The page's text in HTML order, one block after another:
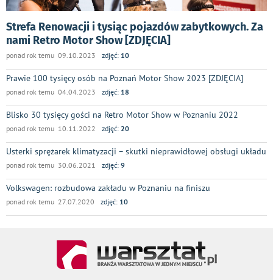
Strefa Renowacji i tysiąc pojazdów zabytkowych. Za
nami Retro Motor Show [ZDJĘCIA]
ponad rok temu 09.10.2023 zdjęć: 10
Prawie 100 tysięcy osób na Poznań Motor Show 2023 [ZDJĘCIA]
ponad rok temu 04.04.2023 zdjęć: 18
Blisko 30 tysięcy gości na Retro Motor Show w Poznaniu 2022
ponad rok temu 10.11.2022 zdjęć: 20
Usterki sprężarek klimatyzacji – skutki nieprawidłowej obsługi układu
ponad rok temu 30.06.2021 zdjęć: 9
Volkswagen: rozbudowa zakładu w Poznaniu na finiszu
ponad rok temu 27.07.2020 zdjęć: 10